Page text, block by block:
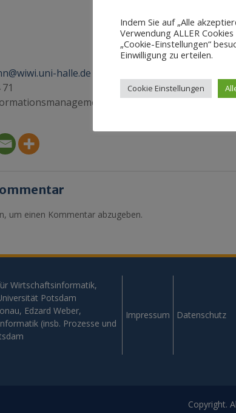
halle.de
halle.de/team/
um einen Kommentar abzugeben.
Wirtschaftsinformatik,
Potsdam
Edzard Weber,
(insb. Prozesse und
Impressum Datenschutz
Copyright.
Indem Sie auf „Alle
Verwendung ALLER
„Cookie-Einstellungen“
Einwilligung zu erteilen.
Cookie Einstellungen